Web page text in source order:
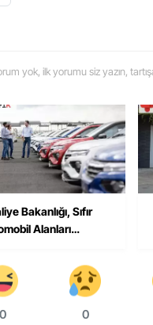
yok, ilk yorumu siz yazın,
Bakanlığı, Sıfır
Alanları
0 0